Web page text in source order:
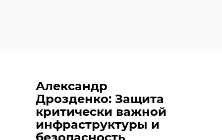
Александр
Дрозденко: Защита
критически важной
инфраструктуры и